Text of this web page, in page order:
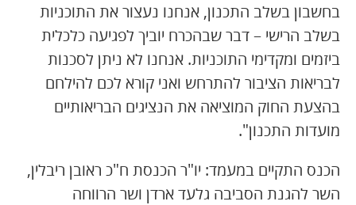
בחשבון בשלב התכנון, אנחנו נעצור את התוכניות
בשלב הרישי – דבר שבהכרח יוביך לפגיעה כלכלית
ביזמים ומקדימי התוכניות. אנחנו לא ניתן לסכנות
לבריאות הציבור להתרחש ואני קורא לכם להילחם
בהצעת החוק המוציאה את הנציגים הבריאותיים
מועדות התכנון".
הכנס התקיים במעמד: יו"ר הכנסת ח"כ ראובן ריבלין,
השר להגנת הסביבה גלעד ארדן ושר הרווחה